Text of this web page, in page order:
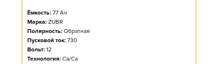
Ёмкость: 77 Ач
Марка: ZUBR
Полярность: Обратная
Пусковой ток: 730
Вольт: 12
Технология: Ca/Ca